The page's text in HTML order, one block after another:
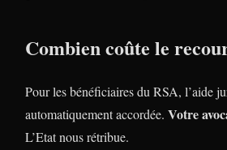
Combien coûte le
Pour les bénéficiaires du RSA, l’aide
automatiquement accordée. Votre
L’Etat nous rétribue.